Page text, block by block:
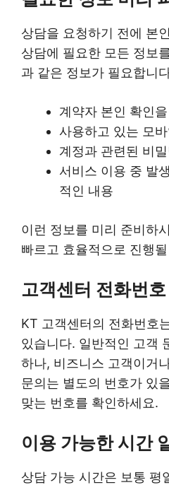
상담을 요청하기 전에 본
상담에 필요한 모든 정보
과 같은 정보가 필요합니
계약자 본인 확인
사용하고 있는 모
계정과 관련된 비
서비스 이용 중 발
적인 내용
이런 정보를 미리 준비하
빠르고 효율적으로 진행
고객센터 전화번
KT 고객센터의 전화번호
있습니다. 일반적인 고객
하나, 비즈니스 고객이거
문의는 별도의 번호가 있
맞는 번호를 확인하세요.
이용 가능한 시간
상담 가능 시간은 보통 평